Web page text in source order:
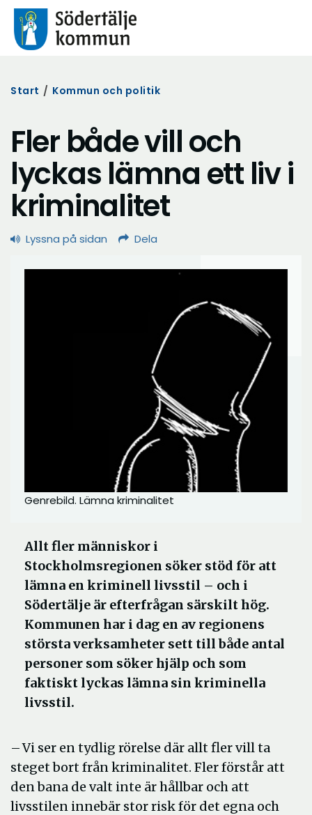
Start / Kommun och politik
Fler både vill och
lyckas lämna ett liv i
kriminalitet
Lyssna på sidan Dela
Genrebild. Lämna kriminalitet
Allt fler människor i
Stockholmsregionen söker stöd för att
lämna en kriminell livsstil – och i
Södertälje är efterfrågan särskilt hög.
Kommunen har i dag en av regionens
största verksamheter sett till både antal
personer som söker hjälp och som
faktiskt lyckas lämna sin kriminella
livsstil.
– Vi ser en tydlig rörelse där allt fler vill ta
steget bort från kriminalitet. Fler förstår att
den bana de valt inte är hållbar och att
livsstilen innebär stor risk för det egna och